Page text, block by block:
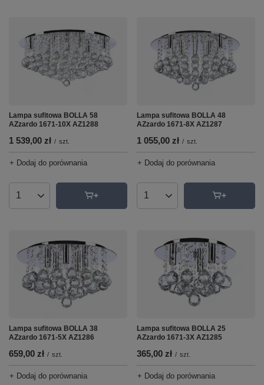
Lampa sufitowa BOLLA 58
AZzardo 1671-10X AZ1288
1 539,00 zł / szt.
+ Dodaj do porównania
Ilość produktów
Lampa sufitowa BOLLA 48
AZzardo 1671-8X AZ1287
1 055,00 zł / szt.
+ Dodaj do porównania
Ilość produktów
Lampa sufitowa BOLLA 38
AZzardo 1671-5X AZ1286
659,00 zł / szt.
+ Dodaj do porównania
Lampa sufitowa BOLLA 25
AZzardo 1671-3X AZ1285
365,00 zł / szt.
+ Dodaj do porównania